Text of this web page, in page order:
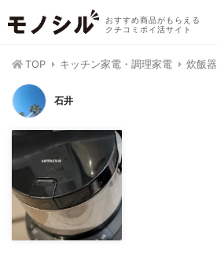
おすすめ商品がもらえる
クチコミポイ活サイト
TOP キッチン家電・調理家電 炊飯器
石井